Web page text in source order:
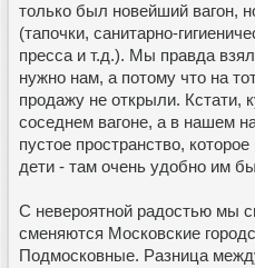
только был новейший вагон,
(тапочки, санитарно-
пресса и т.д.). Мы правда
нужно нам, а потому что на
продажу не открыли. Кстати,
соседнем вагоне, а в нашем
пустое пространство,
дети - там очень удобно им
С невероятной радостью мы
сменяются Московские
Подмосковные. Разница